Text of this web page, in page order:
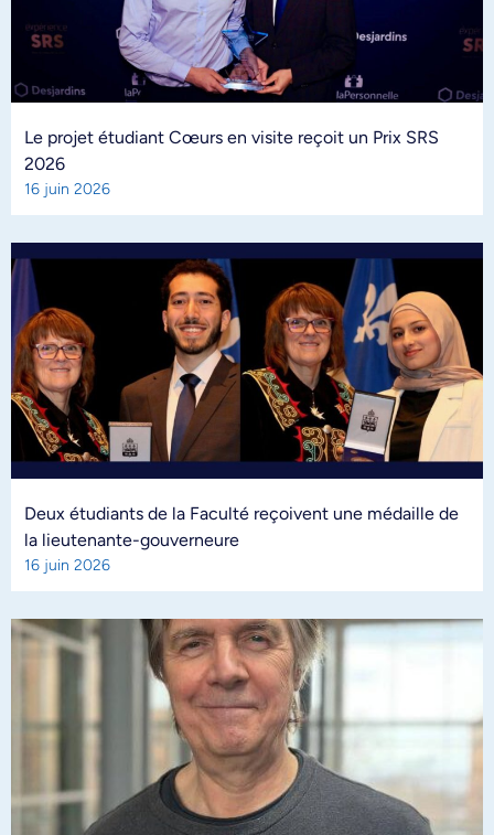
Le projet étudiant Cœurs en visite reçoit un Prix SRS
2026
16 juin 2026
Deux étudiants de la Faculté reçoivent une médaille de
la lieutenante-gouverneure
16 juin 2026